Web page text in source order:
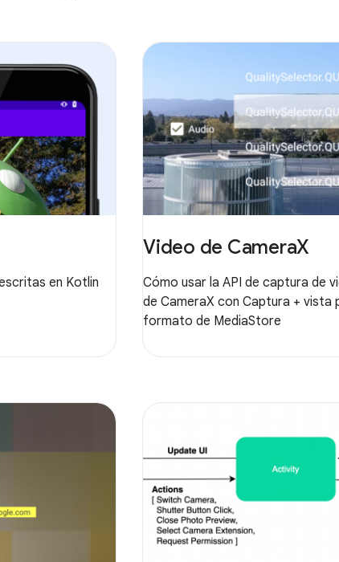
en Kotlin
Video de CameraX
Cómo usar la API de captura de
de CameraX con Captura + vista
formato de MediaStore